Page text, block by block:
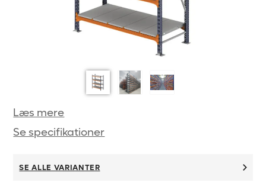
Læs mere
Se specifikationer
SE ALLE VARIANTER